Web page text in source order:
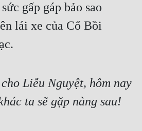
gấp gáp bảo sao
lái xe của Cổ Bồi
Liễu Nguyệt, hôm nay
ta sẽ gặp nàng sau!